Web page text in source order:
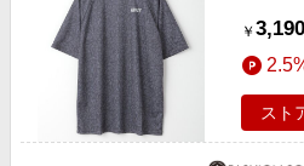
ニング
袖 カッ
軽量 ス
￥ 3,190
スト